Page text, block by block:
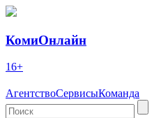
КомиОнлайн
16+
АгентствоСервисыКоманда